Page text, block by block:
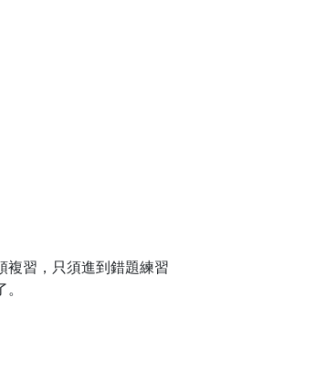
複習，只須進到錯題練習